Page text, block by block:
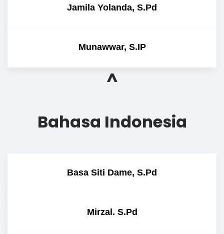
Jamila Yolanda, S.Pd
Munawwar, S.IP
^
Bahasa Indonesia
Basa Siti Dame, S.Pd
Mirzal. S.Pd